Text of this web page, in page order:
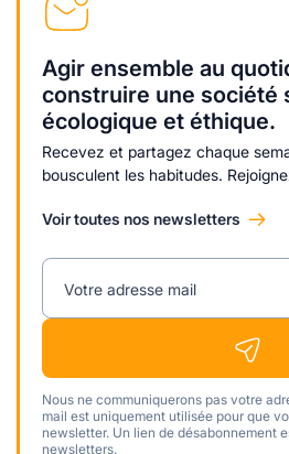
Agir ensemble au
construire une société
écologique et éthique.
Recevez et partagez chaque
bousculent les habitudes.
Voir toutes nos newsletters
Votre adresse mail
Nous ne communiquerons pas votre
mail est uniquement utilisée pour que
newsletter. Un lien de désabonnement
newsletters.